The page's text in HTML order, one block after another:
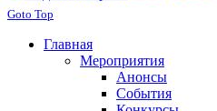
Goto Top
Главная
Мероприятия
Анонсы
События